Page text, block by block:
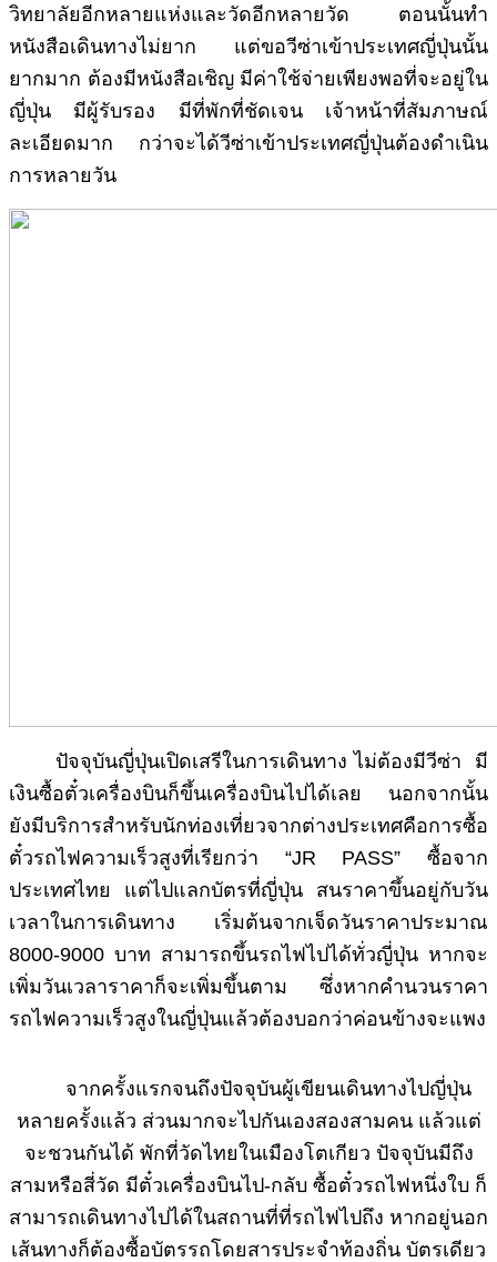
วิทยาลัยอีกหลายแห่งและวัดอีกหลายวัด ตอนนั้นทำ
หนังสือเดินทางไม่ยาก แต่ขอวีซ่าเข้าประเทศญี่ปุ่นนั้น
ยากมาก ต้องมีหนังสือเชิญ มีค่าใช้จ่ายเพียงพอที่จะอยู่ใน
ญี่ปุ่น มีผู้รับรอง มีที่พักที่ชัดเจน เจ้าหน้าที่สัมภาษณ์
ละเอียดมาก กว่าจะได้วีซ่าเข้าประเทศญี่ปุ่นต้องดำเนิน
การหลายวัน
ปัจจุบันญี่ปุ่นเปิดเสรีในการเดินทาง ไม่ต้องมีวีซ่า มี
เงินซื้อตั๋วเครื่องบินก็ขึ้นเครื่องบินไปได้เลย นอกจากนั้น
ยังมีบริการสำหรับนักท่องเที่ยวจากต่างประเทศคือการซื้อ
ตั๋วรถไฟความเร็วสูงที่เรียกว่า “JR PASS” ซื้อจาก
ประเทศไทย แต่ไปแลกบัตรที่ญี่ปุ่น สนราคาขึ้นอยู่กับวัน
เวลาในการเดินทาง เริ่มต้นจากเจ็ดวันราคาประมาณ
8000-9000 บาท สามารถขึ้นรถไฟไปได้ทั่วญี่ปุ่น หากจะ
เพิ่มวันเวลาราคาก็จะเพิ่มขึ้นตาม ซึ่งหากคำนวนราคา
รถไฟความเร็วสูงในญี่ปุ่นแล้วต้องบอกว่าค่อนข้างจะแพง
จากครั้งแรกจนถึงปัจจุบันผู้เขียนเดินทางไปญี่ปุ่น
หลายครั้งแล้ว ส่วนมากจะไปกันเองสองสามคน แล้วแต่
จะชวนกันได้ พักที่วัดไทยในเมืองโตเกียว ปัจจุบันมีถึง
สามหรือสี่วัด มีตั๋วเครื่องบินไป-กลับ ซื้อตั๋วรถไฟหนึ่งใบ ก็
สามารถเดินทางไปได้ในสถานที่ที่รถไฟไปถึง หากอยู่นอก
เส้นทางก็ต้องซื้อบัตรรถโดยสารประจำท้องถิ่น บัตรเดียว